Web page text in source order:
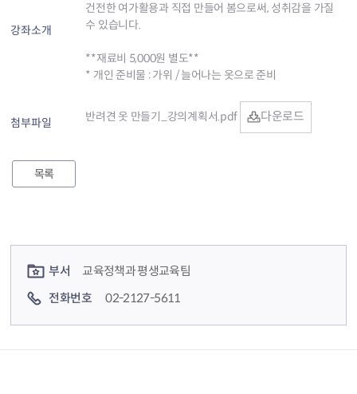
강좌소개
건전한 여가활용과 직접 만들어 봄으로써, 성취감을 가질
수 있습니다.
**재료비 5,000원 별도**
* 개인 준비물 : 가위 / 늘어나는 옷으로 준비
첨부파일 반려견 옷 만들기_강의계획서.pdf 다운로드
목록
부서
교육정책과 평생교육팀
전화번호
02-2127-5611